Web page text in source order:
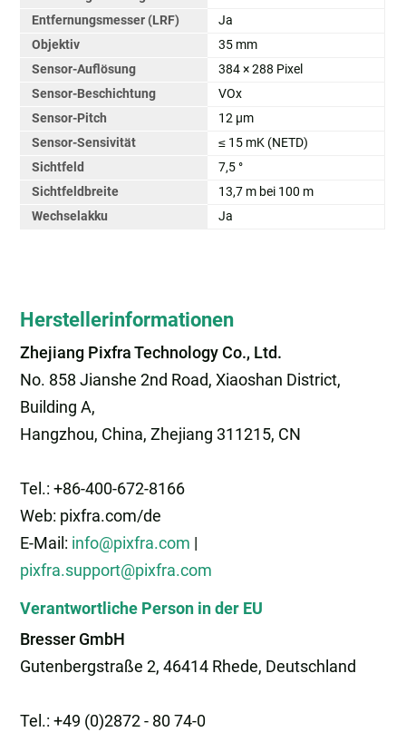
Entfernungsmesser (LRF)
Ja
Objektiv
35 mm
Sensor-Auflösung
384 × 288 Pixel
Sensor-Beschichtung
VOx
Sensor-Pitch
12 µm
Sensor-Sensivität
≤ 15 mK (NETD)
Sichtfeld
7,5 °
Sichtfeldbreite
13,7 m bei 100 m
Wechselakku
Ja
Herstellerinformationen
Zhejiang Pixfra Technology Co., Ltd.
No. 858 Jianshe 2nd Road, Xiaoshan District,
Building A,
Hangzhou, China, Zhejiang 311215, CN
Tel.: +86-400-672-8166
Web: pixfra.com/de
E-Mail: info@pixfra.com |
pixfra.support@pixfra.com
Verantwortliche Person in der EU
Bresser GmbH
Gutenbergstraße 2, 46414 Rhede, Deutschland
Tel.: +49 (0)2872 - 80 74-0